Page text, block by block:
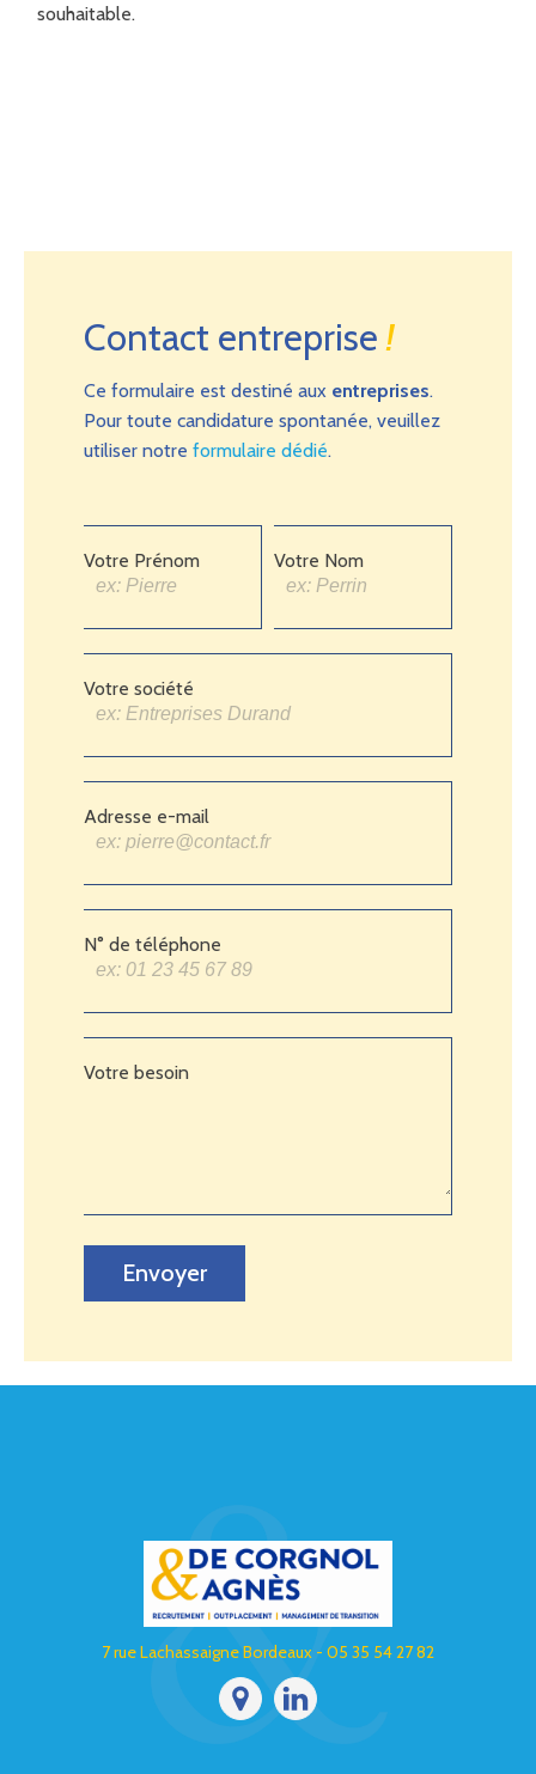
souhaitable.
Contact entreprise!
Ce formulaire est destiné aux entreprises.
Pour toute candidature spontanée, veuillez
utiliser notre formulaire dédié.
Votre Prénom Votre Nom
Votre société
Adresse e-mail
N° de téléphone
Votre besoin
Envoyer
7 rue Lachassaigne Bordeaux - 05 35 54 27 82